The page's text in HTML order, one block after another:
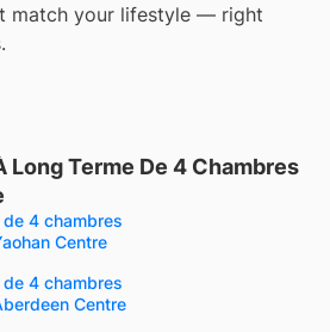
match your lifestyle — right
Long Terme De 4 Chambres
4 chambres
Centre
4 chambres
Centre